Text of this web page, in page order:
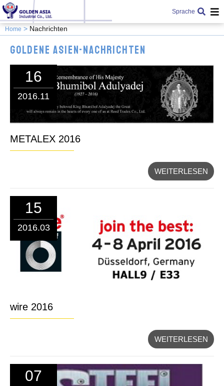
Sprache
Home Nachrichten
Goldene Asien-Nachrichten
16
2016.11
METALEX 2016
WEITERLESEN
15
2016.03
wire 2016
WEITERLESEN
07